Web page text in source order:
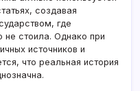
пропасть
создавая
где
не стоила. Однако при
источников и
что реальная история